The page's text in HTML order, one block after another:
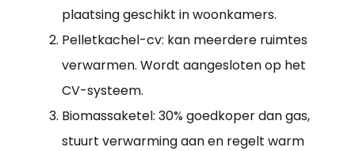
plaatsing geschikt in woonkamers.
Pelletkachel-cv: kan meerdere ruimtes
verwarmen. Wordt aangesloten op het
CV-systeem.
Biomassaketel: 30% goedkoper dan gas,
stuurt verwarming aan en regelt warm